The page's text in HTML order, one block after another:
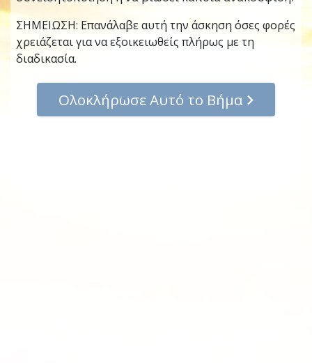
ΣΗΜΕΙΩΣΗ: Επανάλαβε αυτή την άσκηση όσες φορές
χρειάζεται για να εξοικειωθείς πλήρως με τη
διαδικασία.
Ολοκλήρωσε Αυτό το Βήμα